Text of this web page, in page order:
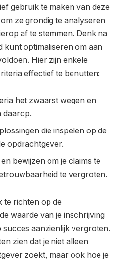
gebruik te maken van deze
ze grondig te analyseren
af te stemmen. Denk na
kunt optimaliseren om aan
Hier zijn enkele
effectief te benutten:
het zwaarst wegen en
daarop.
die inspelen op de
opdrachtgever.
bewijzen om je claims te
te vergroten.
te richten op de
waarde van je inschrijving
aanzienlijk vergroten.
zien dat je niet alleen
zoekt, maar ook hoe je